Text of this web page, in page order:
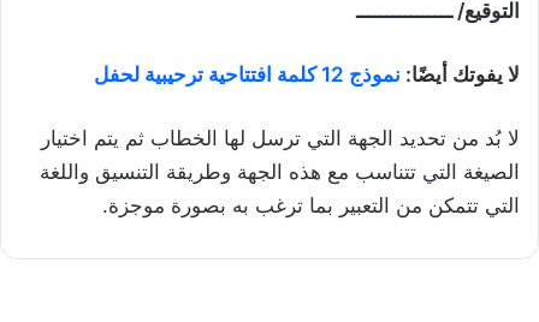
التوقيع/ ــــــــــــــــ
لا يفوتك أيضًا: نموذج 12 كلمة افتتاحية ترحيبية لحفل
لا بُد من تحديد الجهة التي ترسل لها الخطاب ثم يتم اختيار
الصيغة التي تتناسب مع هذه الجهة وطريقة التنسيق واللغة
التي تتمكن من التعبير بما ترغب به بصورة موجزة.